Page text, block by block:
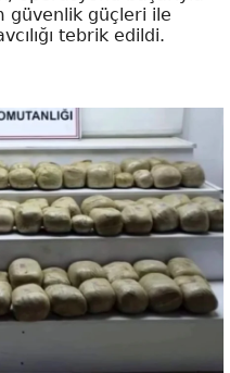
güvenlik güçleri ile
tebrik edildi.